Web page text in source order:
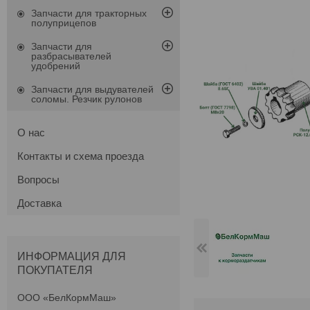
Запчасти для тракторных
полуприцепов
Запчасти для
разбрасывателей
удобрений
Запчасти для выдувателей
соломы. Резчик рулонов
О нас
Контакты и схема проезда
Вопросы
Доставка
ИНФОРМАЦИЯ ДЛЯ
ПОКУПАТЕЛЯ
ООО «БелКормМаш»